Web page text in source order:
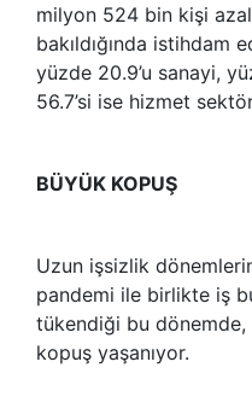
milyon 524 bin kişi
bakıldığında istihdam
yüzde 20.9’u sanayi,
56.7’si ise hizmet
BÜYÜK KOPUŞ
Uzun işsizlik
pandemi ile birlikte iş
tükendiği bu
kopuş yaşanıyor.